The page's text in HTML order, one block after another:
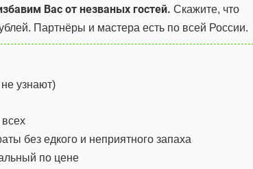
Вас от незваных гостей. Скажите, что
Партнёры и мастера есть по всей России.
узнают)
без едкого и неприятного запаха
по цене